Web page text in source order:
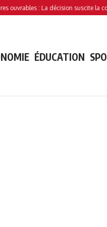
: La décision suscite la controverse
ÉDUCATION